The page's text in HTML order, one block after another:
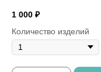
1 000 ₽
Количество изделий